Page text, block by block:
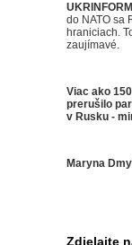
UKRINFORM
do NATO sa
hraniciach.
zaujímavé.
Viac ako
prerušilo
v Rusku -
Maryna
Zdielajte